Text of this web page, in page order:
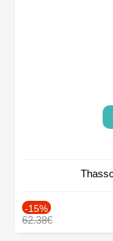
-15%
62.38€